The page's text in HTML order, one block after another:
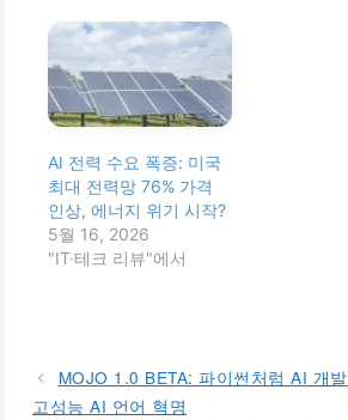
AI 전력 수요 폭증: 미국
최대 전력망 76% 가격
인상, 에너지 위기 시작?
5월 16, 2026
"IT·테크 리뷰"에서
MOJO 1.0 BETA: 파이썬처럼 AI 개
고성능 AI 언어 혁명